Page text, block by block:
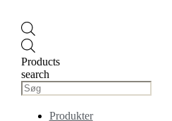
Products
search
Produkter